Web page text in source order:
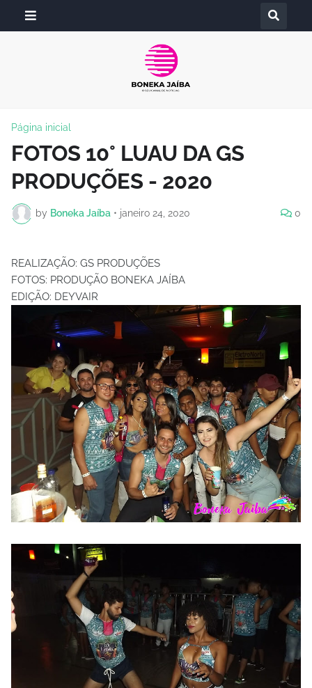
Página inicial
FOTOS 10° LUAU DA GS
PRODUÇÕES - 2020
by Boneka Jaíba • janeiro 24, 2020 0
REALIZAÇÃO: GS PRODUÇÕES
FOTOS: PRODUÇÃO BONEKA JAÍBA
EDIÇÃO: DEYVAIR